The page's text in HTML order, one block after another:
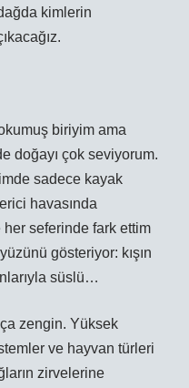
kimlerin
biriyim ama
doğayı çok seviyorum.
sadece kayak
havasında
her seferinde fark ettim
gösteriyor: kışın
süslü…
zengin. Yüksek
ve hayvan türleri
zirvelerine